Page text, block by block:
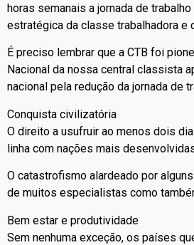
horas semanais a jornada de
estratégica da classe trabalhadora
É preciso lembrar que a CTB foi
Nacional da nossa central classista
nacional pela redução da jornada de
Conquista civilizatória
O direito a usufruir ao menos dois
linha com nações mais
O catastrofismo alardeado por
de muitos especialistas como
Bem estar e produtividade
Sem nenhuma exceção, os países